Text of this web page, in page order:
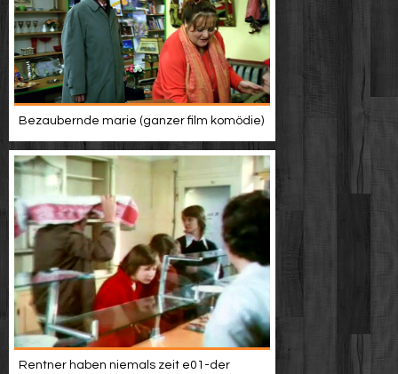
Bezaubernde marie (ganzer film komödie)
Rentner haben niemals zeit e01-der